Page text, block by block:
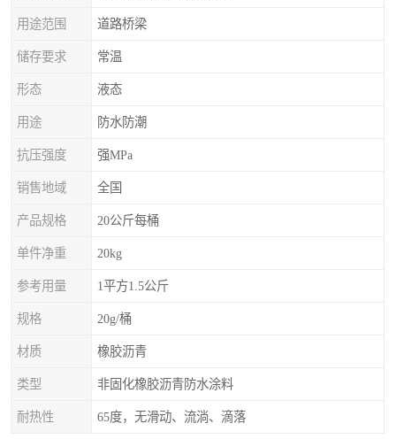
用途范围 道路桥梁
储存要求 常温
形态 液态
用途 防水防潮
抗压强度 强MPa
销售地域 全国
产品规格 20公斤每桶
单件净重 20kg
参考用量 1平方1.5公斤
规格 20g/桶
材质 橡胶沥青
类型 非固化橡胶沥青防水涂料
耐热性 65度，无滑动、流淌、滴落